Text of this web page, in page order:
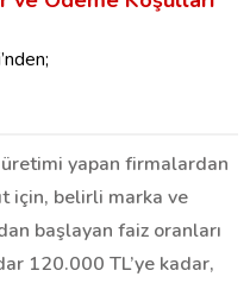
yapan firmalardan
için, belirli marka ve
başlayan faiz oranları
120.000 TL’ye kadar,